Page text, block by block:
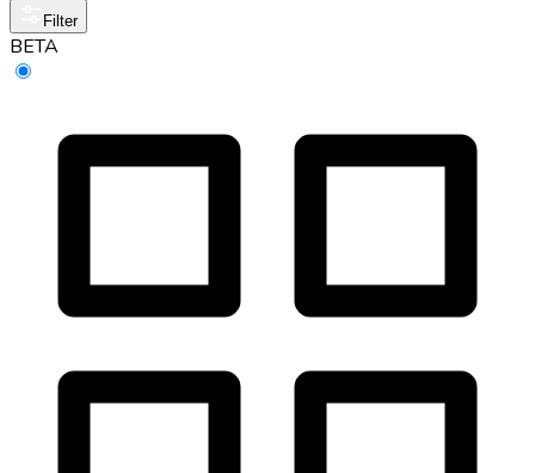
Filter
BETA